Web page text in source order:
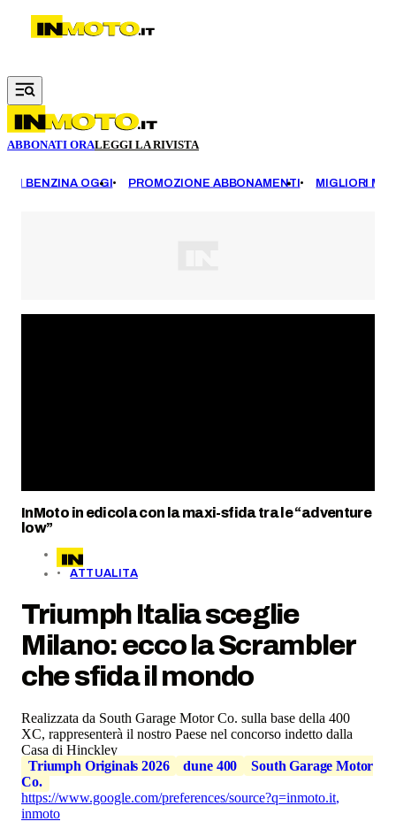
Vai al contenuto principale
ABBONATI ORALEGGI LA RIVISTA
BENZINA OGGI PROMOZIONE ABBONAMENTI MIGLIORI
InMoto in edicola con la maxi-sfida tra le “adventure
low”
ATTUALITA
Triumph Italia sceglie
Milano: ecco la Scrambler
che sfida il mondo
Realizzata da South Garage Motor Co. sulla base della 400
XC, rappresenterà il nostro Paese nel concorso indetto dalla
Casa di Hinckley
Triumph Originals 2026
dune 400
South Garage Motor
Co.
https://www.google.com/preferences/source?q=inmoto.it,
inmoto